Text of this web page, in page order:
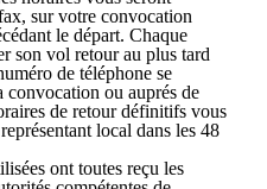
sur votre convocation
le départ. Chaque
son vol retour au plus tard
de téléphone se
convocation ou auprés de
de retour définitifs vous
local dans les 48
ont toutes reçu les